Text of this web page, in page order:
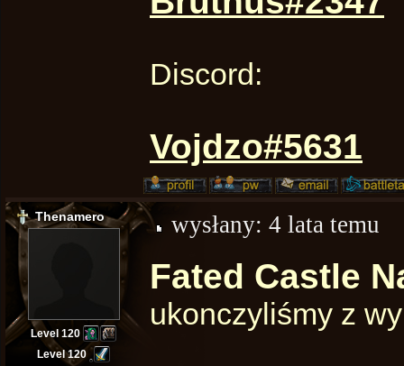
Discord:
Vojdzo#5631
Thenamero
Level 120
Level 120
wysłany: 4 lata temu
Fated Castle
ukonczyliśmy z